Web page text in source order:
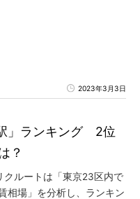
2023年3月3日
」ランキング 2位
？
クルートは「東京23区内で
相場」を分析し、ランキン